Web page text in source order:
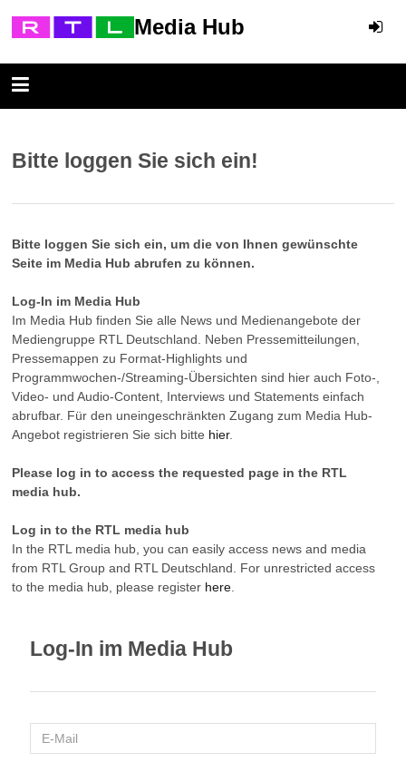
Media Hub
Bitte loggen Sie sich ein!
Bitte loggen Sie sich ein, um die von Ihnen gewünschte
Seite im Media Hub abrufen zu können.
Log-In im Media Hub
Im Media Hub finden Sie alle News und Medienangebote der
Mediengruppe RTL Deutschland. Neben Pressemitteilungen,
Pressemappen zu Format-Highlights und
Programmwochen-/Streaming-Übersichten sind hier auch Foto-,
Video- und Audio-Content, Interviews und Statements einfach
abrufbar. Für den uneingeschränkten Zugang zum Media Hub-
Angebot registrieren Sie sich bitte hier.
Please log in to access the requested page in the RTL
media hub.
Log in to the RTL media hub
In the RTL media hub, you can easily access news and media
from RTL Group and RTL Deutschland. For unrestricted access
to the media hub, please register here
Log-In im Media Hub